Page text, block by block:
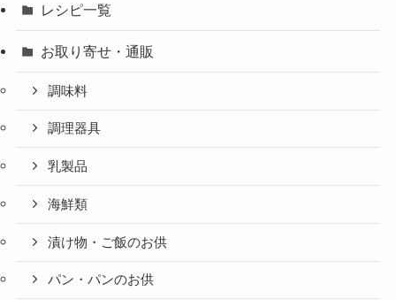
レシピ一覧
お取り寄せ・通販
調味料
調理器具
乳製品
海鮮類
漬け物・ご飯のお供
パン・パンのお供